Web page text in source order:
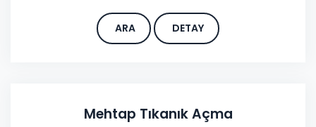
ARA DETAY
Mehtap Tıkanık Açma